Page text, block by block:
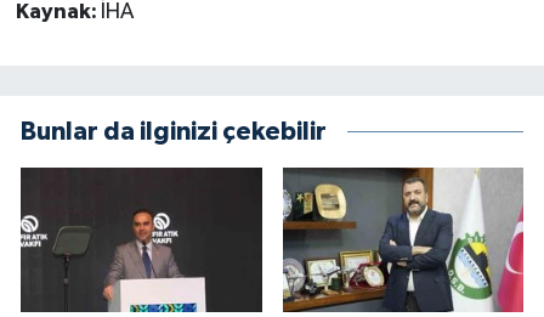
Kaynak: İHA
Bunlar da ilginizi çekebilir